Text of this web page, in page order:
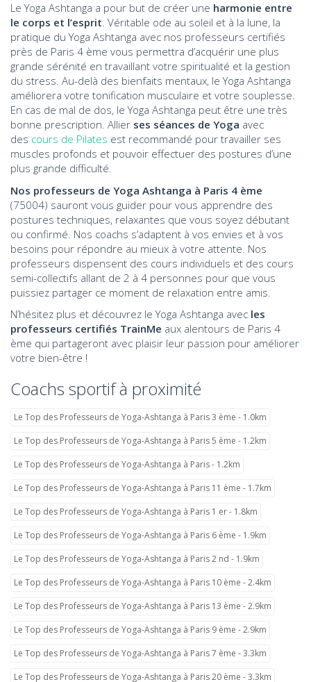
Le Yoga Ashtanga a pour but de créer une harmonie entre
le corps et l’esprit. Véritable ode au soleil et à la lune, la
pratique du Yoga Ashtanga avec nos professeurs certifiés
près de Paris 4 ème vous permettra d’acquérir une plus
grande sérénité en travaillant votre spiritualité et la gestion
du stress. Au-delà des bienfaits mentaux, le Yoga Ashtanga
améliorera votre tonification musculaire et votre souplesse.
En cas de mal de dos, le Yoga Ashtanga peut être une très
bonne prescription. Allier ses séances de Yoga avec
des cours de Pilates est recommandé pour travailler ses
muscles profonds et pouvoir effectuer des postures d’une
plus grande difficulté.
Nos professeurs de Yoga Ashtanga à Paris 4 ème
(75004) sauront vous guider pour vous apprendre des
postures techniques, relaxantes que vous soyez débutant
ou confirmé. Nos coachs s’adaptent à vos envies et à vos
besoins pour répondre au mieux à votre attente. Nos
professeurs dispensent des cours individuels et des cours
semi-collectifs allant de 2 à 4 personnes pour que vous
puissiez partager ce moment de relaxation entre amis.
N’hésitez plus et découvrez le Yoga Ashtanga avec les
professeurs certifiés TrainMe aux alentours de Paris 4
ème qui partageront avec plaisir leur passion pour améliorer
votre bien-être !
Coachs sportif à proximité
Le Top des Professeurs de Yoga-Ashtanga à Paris 3 ème - 1.0km
Le Top des Professeurs de Yoga-Ashtanga à Paris 5 ème - 1.2km
Le Top des Professeurs de Yoga-Ashtanga à Paris - 1.2km
Le Top des Professeurs de Yoga-Ashtanga à Paris 11 ème - 1.7km
Le Top des Professeurs de Yoga-Ashtanga à Paris 1 er - 1.8km
Le Top des Professeurs de Yoga-Ashtanga à Paris 6 ème - 1.9km
Le Top des Professeurs de Yoga-Ashtanga à Paris 2 nd - 1.9km
Le Top des Professeurs de Yoga-Ashtanga à Paris 10 ème - 2.4km
Le Top des Professeurs de Yoga-Ashtanga à Paris 13 ème - 2.9km
Le Top des Professeurs de Yoga-Ashtanga à Paris 9 ème - 2.9km
Le Top des Professeurs de Yoga-Ashtanga à Paris 7 ème - 3.3km
Le Top des Professeurs de Yoga-Ashtanga à Paris 20 ème - 3.3km